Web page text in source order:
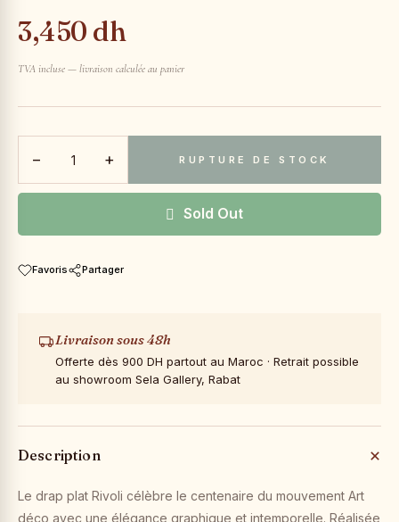
3,450 dh
TVA incluse — livraison calculée au panier
− + RUPTURE DE STOCK
Sold Out
Favoris Partager
Livraison sous 48h
Offerte dès 900 DH partout au Maroc · Retrait possible
au showroom Sela Gallery, Rabat
Description
Le drap plat Rivoli célèbre le centenaire du mouvement Art
déco avec une élégance graphique et intemporelle. Réalisée